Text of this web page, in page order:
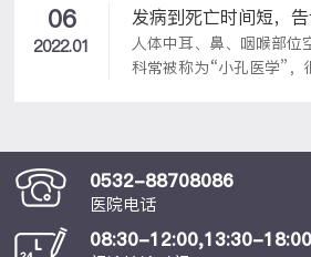
《住院治疗满意度调查表
有三甲综合医院工作和实
兼备，护理经验丰富，重
作环境超Ok，团队氛围
柔，自带招小朋友喜爱技
诊...
06
2022.01
发病到死亡时间短，
三种急症
人体中耳、鼻、咽喉部位
科常被称为“小孔医学”，
无征兆、误诊漏诊等因素
病。严重的急性会厌炎引
吸困难，当出现高度水肿
0532-88708086
医院电话
08:30-12:00,13:30-18:00